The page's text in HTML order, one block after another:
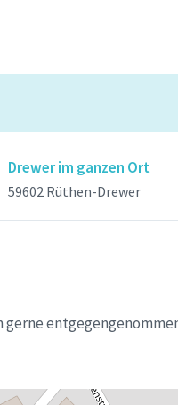
Drewer im ganzen Ort
59602 Rüthen-Drewer
gerne